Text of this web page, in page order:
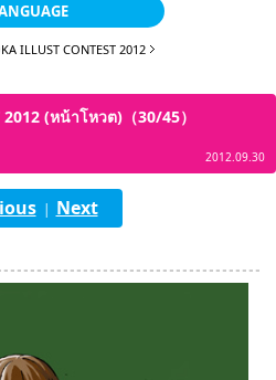
日本語
한국어
繁體中文
English
าษาไทย
Indonesia
ILLUST CONTEST 2012
2012 (หน้าโหวต)（30/45）
2012.09.30
| Next